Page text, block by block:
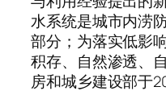
水系统是城市内涝
部分；为落实低影
积存、自然渗透、
房和城乡建设部于